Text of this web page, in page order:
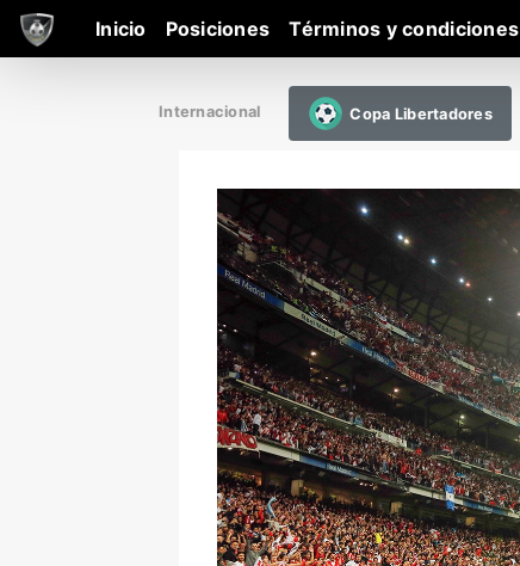
Inicio Posiciones Términos y condiciones
Internacional Copa Libertadores